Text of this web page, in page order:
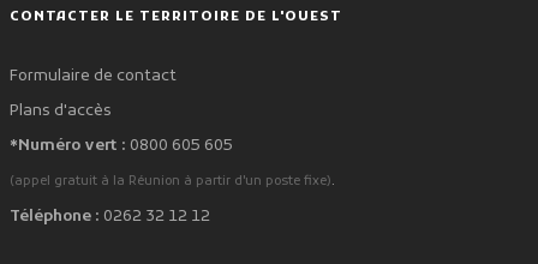
CONTACTER LE TERRITOIRE DE L'OUEST
Formulaire de contact
Plans d'accès
*Numéro vert : 0800 605 605
(appel gratuit à la Réunion à partir d'un poste fixe).
Téléphone : 0262 32 12 12